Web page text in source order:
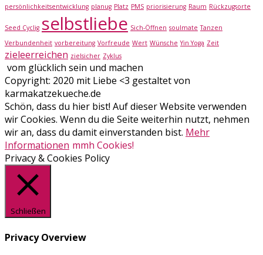
persönlichkeitsentwicklung planug Platz PMS priorisierung Raum Rückzugsorte
Seed Cyclig selbstliebe Sich-Öffnen soulmate Tanzen
Verbundenheit vorbereitung Vorfreude Wert Wünsche Yin Yoga Zeit
zieleerreichen zielsicher Zyklus
vom glücklich sein und machen
Copyright: 2020 mit Liebe <3 gestaltet von
karmakatzekueche.de
Schön, dass du hier bist! Auf dieser Website verwenden
wir Cookies. Wenn du die Seite weiterhin nutzt, nehmen
wir an, dass du damit einverstanden bist. Mehr
Informationen mmh Cookies!
Privacy & Cookies Policy
Schließen
Privacy Overview